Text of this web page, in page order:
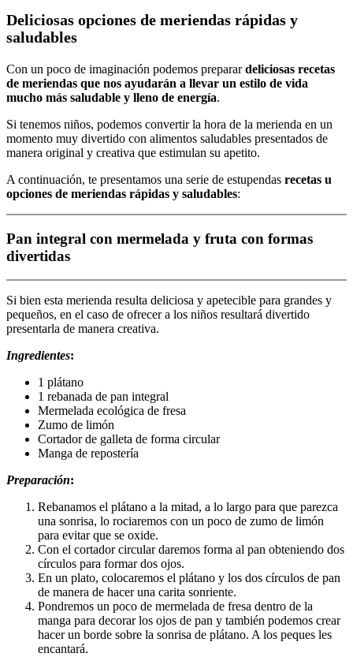
Deliciosas opciones de meriendas rápidas y
saludables
Con un poco de imaginación podemos preparardeliciosas recetas
de meriendas que nos ayudarán a llevar un estilo de vida
mucho más saludable y lleno de energía.
Si tenemos niños, podemos convertir la hora de la merienda en un
momento muy divertido con alimentos saludables presentados de
manera original y creativa que estimulan su apetito.
A continuación, te presentamos una serie de estupendas recetas u
opciones de meriendas rápidas y saludables:
Pan integral con mermelada y fruta con formas
divertidas
Si bien esta merienda resulta deliciosa y apetecible para grandes y
pequeños, en el caso de ofrecer a los niños resultará divertido
presentarla de manera creativa.
Ingredientes:
1 plátano
1 rebanada de pan integral
Mermelada ecológica de fresa
Zumo de limón
Cortador de galleta de forma circular
Manga de repostería
Preparación:
Rebanamos el plátano a la mitad, a lo largo para que parezca
una sonrisa, lo rociaremos con un poco de zumo de limón
para evitar que se oxide.
Con el cortador circular daremos forma al pan obteniendo dos
círculos para formar dos ojos.
En un plato, colocaremos el plátano y los dos círculos de pan
de manera de hacer una carita sonriente.
Pondremos un poco de mermelada de fresa dentro de la
manga para decorar los ojos de pan y también podemos crear
hacer un borde sobre la sonrisa de plátano. A los peques les
encantará.